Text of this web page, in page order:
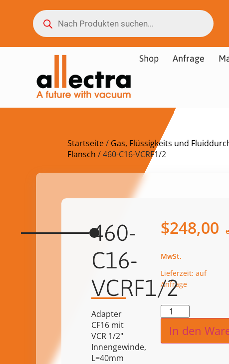
Shop Anfrage
Startseite/ Gas, Flüssigkeits und
Flansch / 460-C16-VCRF1/2
460-
C16-
VCRF1/2
Adapter
CF16 mit
VCR 1/2"
Innengewinde,
L=40mm
$248,00
Lieferzeit: auf
Anfrage
In den